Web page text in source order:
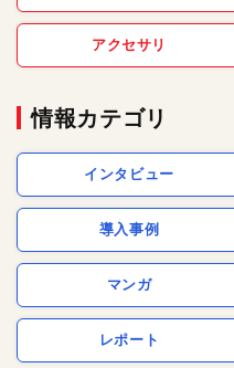
アクセサリ
情報カテゴリ
インタビュー
導入事例
マンガ
レポート